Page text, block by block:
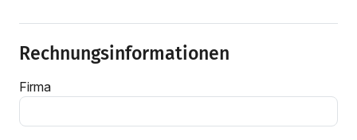
Rechnungsinformationen
Firma